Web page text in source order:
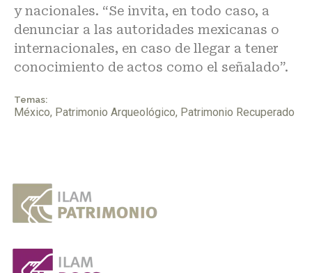
y nacionales. “Se invita, en todo caso, a
denunciar a las autoridades mexicanas o
internacionales, en caso de llegar a tener
conocimiento de actos como el señalado”.
Temas:
México, Patrimonio Arqueológico, Patrimonio Recuperado